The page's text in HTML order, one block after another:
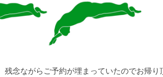
念ながらご予約が埋まっていたのでお帰り